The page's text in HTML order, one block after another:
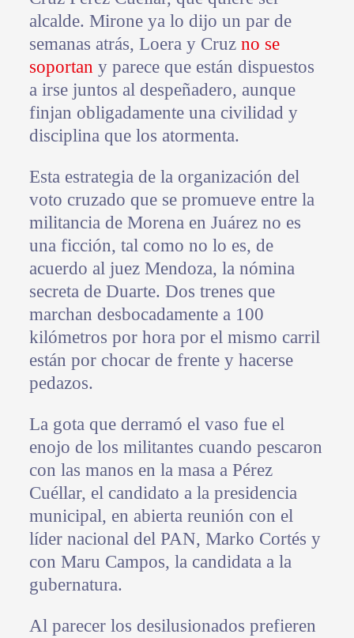
alcalde. Mirone ya lo dijo un par de
semanas atrás, Loera y Cruz no se
soportan y parece que están dispuestos
a irse juntos al despeñadero, aunque
finjan obligadamente una civilidad y
disciplina que los atormenta.
Esta estrategia de la organización del
voto cruzado que se promueve entre la
militancia de Morena en Juárez no es
una ficción, tal como no lo es, de
acuerdo al juez Mendoza, la nómina
secreta de Duarte. Dos trenes que
marchan desbocadamente a 100
kilómetros por hora por el mismo carril
están por chocar de frente y hacerse
pedazos.
La gota que derramó el vaso fue el
enojo de los militantes cuando pescaron
con las manos en la masa a Pérez
Cuéllar, el candidato a la presidencia
municipal, en abierta reunión con el
líder nacional del PAN, Marko Cortés y
con Maru Campos, la candidata a la
gubernatura.
Al parecer los desilusionados prefieren